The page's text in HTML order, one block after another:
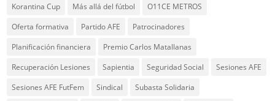
Korantina Cup
Más allá del fútbol
O11CE METROS
Oferta formativa
Partido AFE
Patrocinadores
Planificación financiera
Premio Carlos Matallanas
Recuperación Lesiones
Sapientia Seguridad Social
Sesiones AFE
Sesiones AFE FutFem
Sindical
Subasta Solidaria